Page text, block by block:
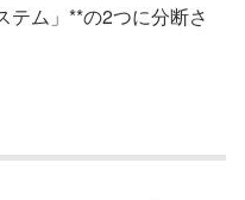
テム」**の2つに分断さ